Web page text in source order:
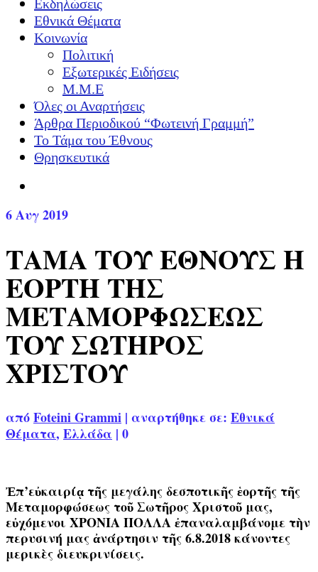
Εκδηλώσεις
Εθνικά Θέματα
Κοινωνία
Πολιτική
Εξωτερικές Ειδήσεις
Μ.Μ.Ε
Όλες οι Αναρτήσεις
Άρθρα Περιοδικού “Φωτεινή Γραμμή”
Το Τάμα του Έθνους
Θρησκευτικά
6Αυγ 2019
ΤΑΜΑ ΤΟΥ ΕΘΝΟΥΣ Η
ΕΟΡΤΗ ΤΗΣ
ΜΕΤΑΜΟΡΦΩΣΕΩΣ
ΤΟΥ ΣΩΤΗΡΟΣ
ΧΡΙΣΤΟΥ
απόFoteini Grammi | αναρτήθηκε σε: Εθνικά
Θέματα, Ελλάδα | 0
Ἐπ’εὐκαιρίᾳ τῆς μεγάλης δεσποτικῆς ἑορτῆς τῆς
Μεταμορφώσεως τοῦ Σωτῆρος Χριστοῦ μας,
εὐχόμενοι ΧΡΟΝΙΑ ΠΟΛΛΑ ἐπαναλαμβάνομε τὴν
περυσινή μας ἀνάρτησιν τῆς 6.8.2018 κάνοντες
μερικὲς διευκρινίσεις.